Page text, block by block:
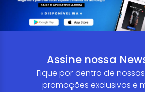
Assine nossa
Fique por dentro de
promoções exclusivas e